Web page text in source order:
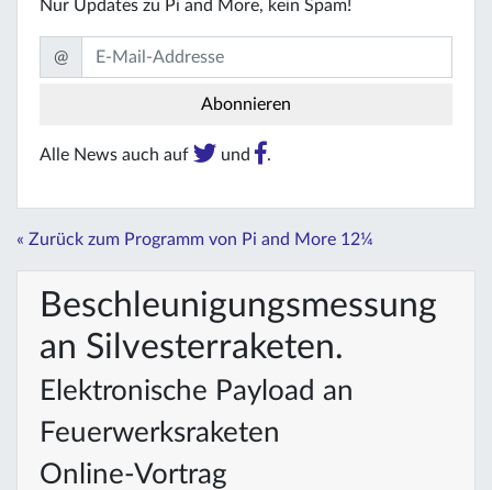
Nur Updates zu Pi and More, kein Spam!
@
Alle News auch auf und .
« Zurück zum Programm von Pi and More 12¼
Beschleunigungsmessung
an Silvesterraketen.
Elektronische Payload an
Feuerwerksraketen
Online-Vortrag